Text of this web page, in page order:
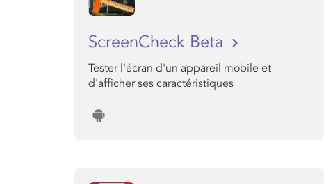
ScreenCheck Beta
Tester l'écran d'un appareil mobile et
d'afficher ses caractéristiques